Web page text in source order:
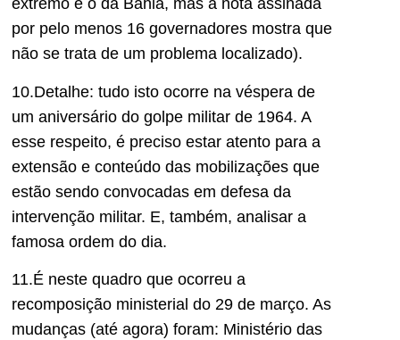
extremo é o da Bahia, mas a nota assinada
por pelo menos 16 governadores mostra que
não se trata de um problema localizado).
10.Detalhe: tudo isto ocorre na véspera de
um aniversário do golpe militar de 1964. A
esse respeito, é preciso estar atento para a
extensão e conteúdo das mobilizações que
estão sendo convocadas em defesa da
intervenção militar. E, também, analisar a
famosa ordem do dia.
11.É neste quadro que ocorreu a
recomposição ministerial do 29 de março. As
mudanças (até agora) foram: Ministério das